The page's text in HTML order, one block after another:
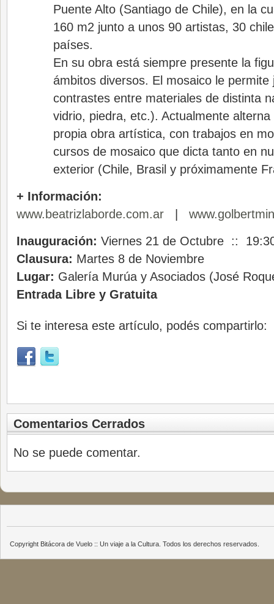
Puente Alto (Santiago de Chile), en la
160 m2 junto a unos 90 artistas, 30
países.
En su obra está siempre presente la
ámbitos diversos. El mosaico le permite
contrastes entre materiales de distinta
vidrio, piedra, etc.). Actualmente
propia obra artística, con trabajos en
cursos de mosaico que dicta tanto en
exterior (Chile, Brasil y próximamente
+ Información:
www.beatrizlaborde.com.ar
Inauguración: Viernes 21 de Octubre ::
Clausura: Martes 8 de Noviembre
Lugar: Galería Murúa y Asociados (José
Entrada Libre y Gratuita
Si te interesa este artículo, podés compartirlo:
Comentarios Cerrados
No se puede comentar.
Copyright Bitácora de Vuelo :: Un viaje a la Cultura. Todos los derechos reservados.